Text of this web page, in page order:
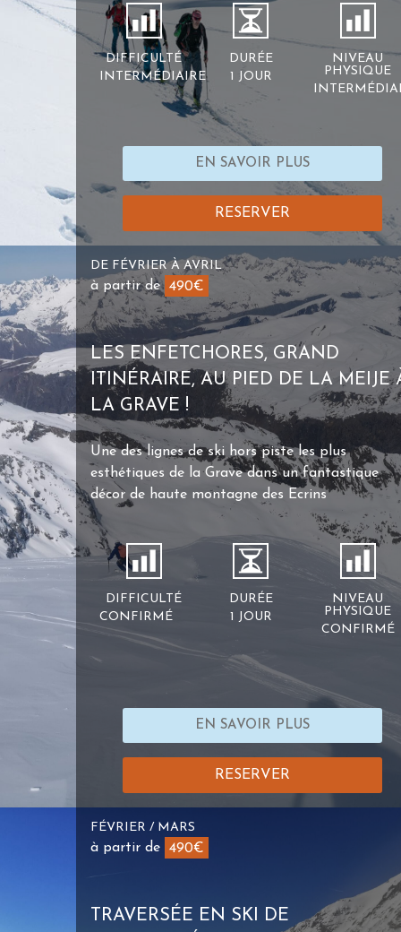
DIFFICULTÉ
INTERMÉDIAIRE
DURÉE
1 JOUR
NIVEAU
PHYSIQUE
EN SAVOIR PLUS
RESERVER
DE FÉVRIER À AVRIL
à partir de 490€
LES ENFETCHORES, GRAND
ITINÉRAIRE, AU PIED DE LA MEIJE
LA GRAVE !
Une des lignes de ski hors piste les plus
esthétiques de la Grave dans un fantastique
décor de haute montagne des Ecrins
DIFFICULTÉ
CONFIRMÉ
DURÉE
1 JOUR
NIVEAU
PHYSIQUE
CONFIRMÉ
EN SAVOIR PLUS
RESERVER
FÉVRIER / MARS
à partir de 490€
TRAVERSÉE EN SKI DE